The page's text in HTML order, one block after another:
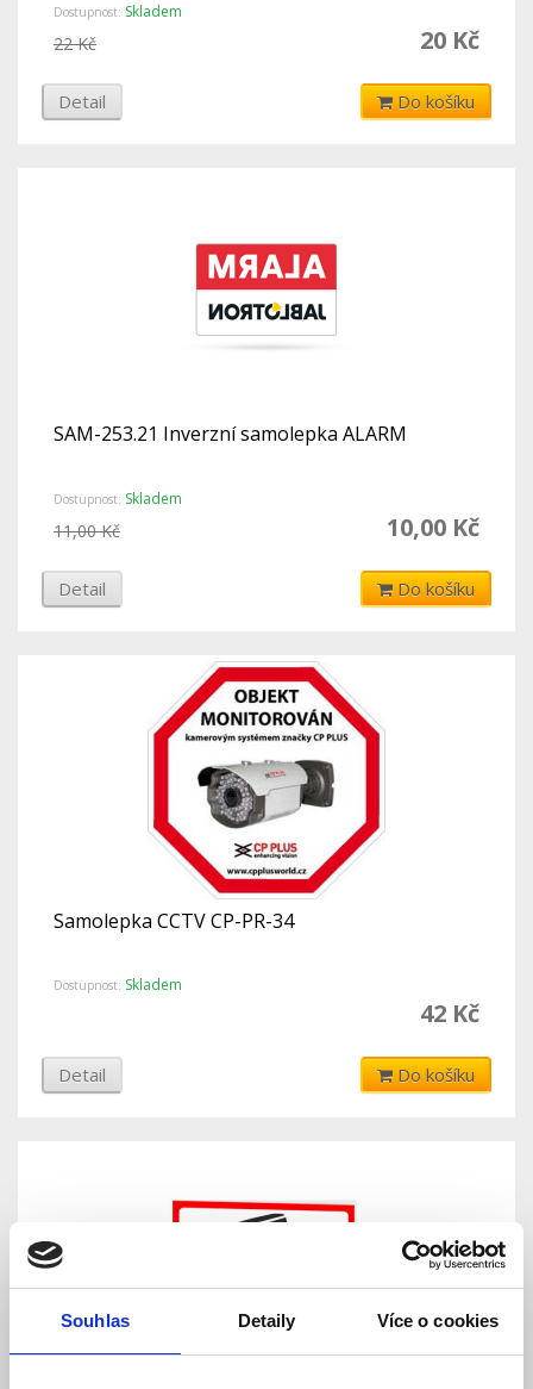
Souhlas Detaily Více o cookies
Dostupnost: Skladem
20 Kč
22 Kč
Detail Do košíku
SAM-253.21 Inverzní samolepka ALARM
Dostupnost: Skladem
10,00 Kč
11,00 Kč
Detail Do košíku
Samolepka CCTV CP-PR-34
Dostupnost: Skladem
42 Kč
Detail Do košíku